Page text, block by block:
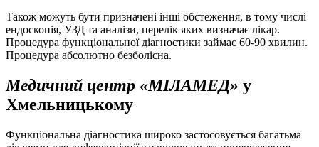
Також можуть бути призначені інші обстеження, в тому числі
ендоскопія, УЗД та аналізи, перелік яких визначає лікар.
Процедура функціональної діагностики займає 60-90 хвилин.
Процедура абсолютно безболісна.
Медичний центр «МІЛАМЕД» у
Хмельницькому
Функціональна діагностика широко застосовується багатьма